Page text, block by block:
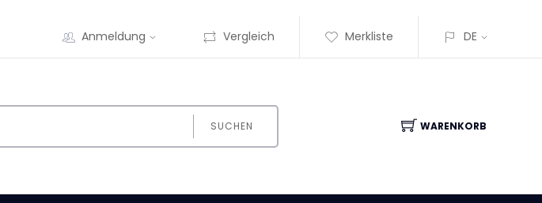
Anmeldung Vergleich Merkliste DE
SUCHEN WARENKORB